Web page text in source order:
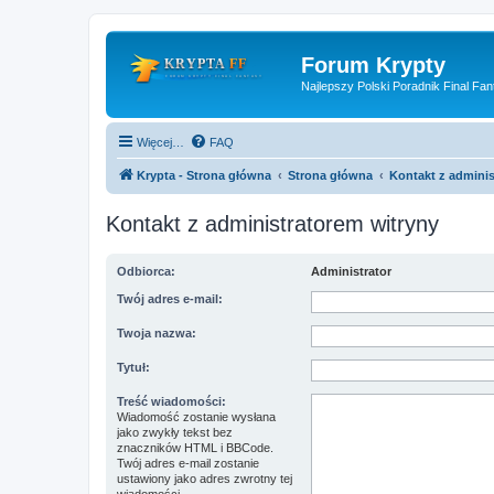
Forum Krypty
Najlepszy Polski Poradnik Final
Więcej… FAQ
Krypta - Strona główna Strona główna Kontakt z
Kontakt z administratorem witryny
Odbiorca: Administrator
Twój adres e-mail:
Twoja nazwa:
Tytuł:
Treść wiadomości:
Wiadomość zostanie wysłana
jako zwykły tekst bez
znaczników HTML i BBCode.
Twój adres e-mail zostanie
ustawiony jako adres zwrotny tej